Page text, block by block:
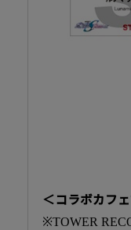
＜コラボカフ
※TOWER